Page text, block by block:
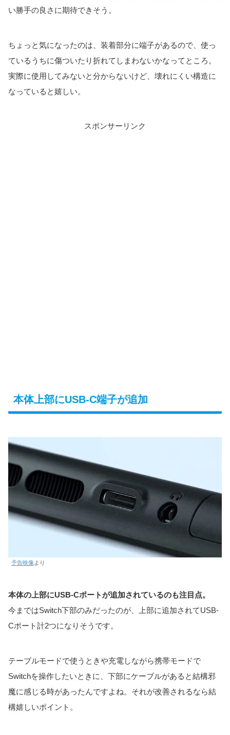
い勝手の良さに期待できそう。
ちょっと気になったのは、装着部分に端子があるので、使っ
ているうちに傷ついたり折れてしまわないかなってところ。
実際に使用してみないと分からないけど、壊れにくい構造に
なっていると嬉しい。
スポンサーリンク
本体上部にUSB-C端子が追加
予告映像 より
本体の上部にUSB-Cポートが追加されているのも注目点。
今まではSwitch下部のみだったのが、上部に追加されてUSB-
Cポート計2つになりそうです。
テーブルモードで使うときや充電しながら携帯モードで
Switchを操作したいときに、下部にケーブルがあると結構邪
魔に感じる時があったんですよね。それが改善されるなら結
構嬉しいポイント。